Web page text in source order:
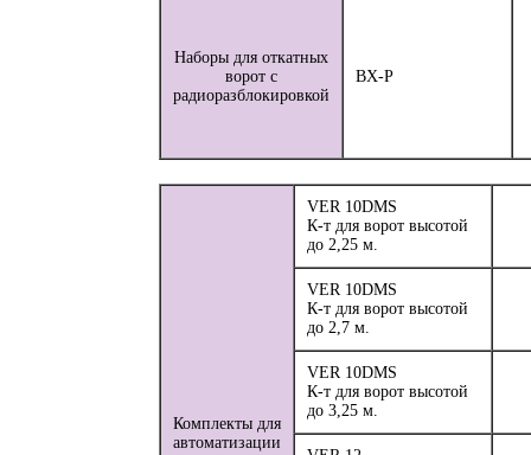
Наборы для откатных
ворот с
радиоразблокировкой
BX-P
Комплекты для
автоматизации
VER 10DMS
К-т для ворот высотой
до 2,25 м.
VER 10DMS
К-т для ворот высотой
до 2,7 м.
VER 10DMS
К-т для ворот высотой
до 3,25 м.